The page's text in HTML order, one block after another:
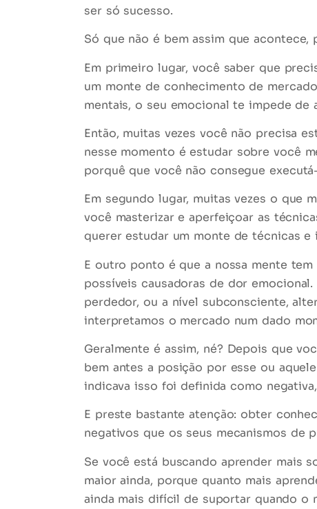
ser só sucesso.
Só que não é bem assim que acontece,
Em primeiro lugar, você saber que
um monte de conhecimento de
mentais, o seu emocional te impede
Então, muitas vezes você não precisa
nesse momento é estudar sobre você
porquê que você não consegue
Em segundo lugar, muitas vezes o que
você masterizar e aperfeiçoar as
querer estudar um monte de técnicas e
E outro ponto é que a nossa mente
possíveis causadoras de dor emocional.
perdedor, ou a nível subconsciente,
interpretamos o mercado num dado
Geralmente é assim, né? Depois que
bem antes a posição por esse ou
indicava isso foi definida como
E preste bastante atenção: obter
negativos que os seus mecanismos de
Se você está buscando aprender mais
maior ainda, porque quanto mais
ainda mais difícil de suportar quando o